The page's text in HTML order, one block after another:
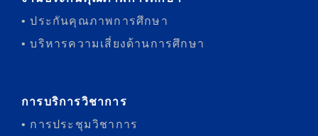
• ประกันคุณภาพการศึกษา
• บริหารความเสี่ยงด้านการศึกษา
การบริการวิชาการ
• การประชุมวิชาการ